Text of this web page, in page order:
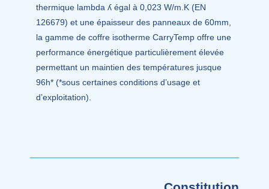
thermique lambda ʎ égal à 0,023 W/m.K (EN
126679) et une épaisseur des panneaux de 60mm,
la gamme de coffre isotherme CarryTemp offre une
performance énergétique particulièrement élevée
permettant un maintien des températures jusque
96h* (*sous certaines conditions d’usage et
d’exploitation).